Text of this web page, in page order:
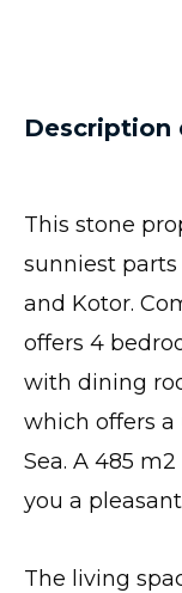
Description
This stone
sunniest
and Kotor.
offers 4
with dining
which offers
Sea. A 485
you a
The living